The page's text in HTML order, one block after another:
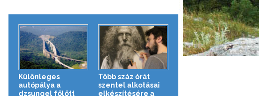
Különleges
autópálya a
dzsungel fölött
Több száz órát
szentel alkotásai
elkészítésére a